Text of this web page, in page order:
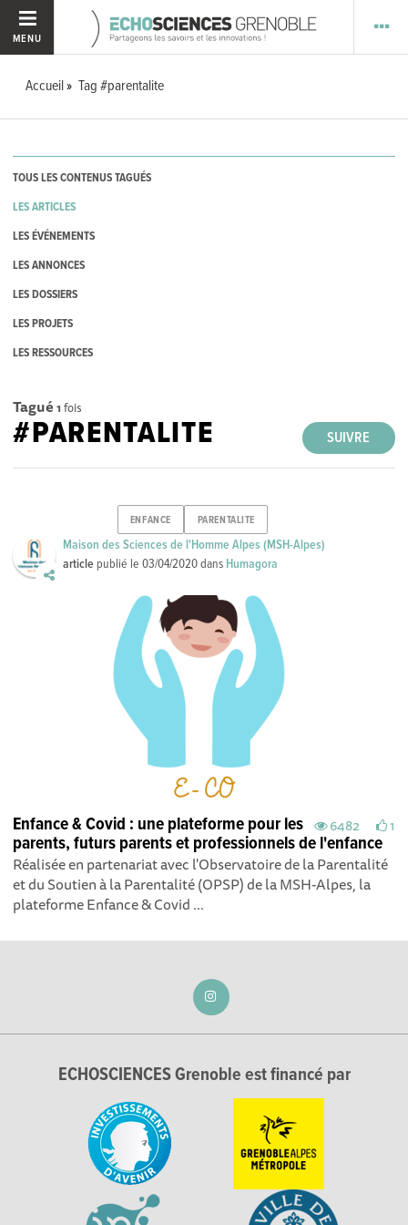
MENU
Accueil Tag #parentalite
TOUS LES CONTENUS TAGUÉS
LES ARTICLES
LES ÉVÉNEMENTS
LES ANNONCES
LES DOSSIERS
LES PROJETS
LES RESSOURCES
Tagué 1 fois
SUIVRE
#PARENTALITE
ENFANCE PARENTALITE
Maison des Sciences de l'Homme Alpes (MSH-Alpes)
article publié le03/04/2020dans Humagora
6482 1
Enfance & Covid : une plateforme pour les
parents, futurs parents et professionnels de l'enfance
Réalisée en partenariat avec l'Observatoire de la Parentalité
et du Soutien à la Parentalité (OPSP) de la MSH-Alpes, la
plateforme Enfance & Covid ...
ECHOSCIENCES Grenoble est financé par